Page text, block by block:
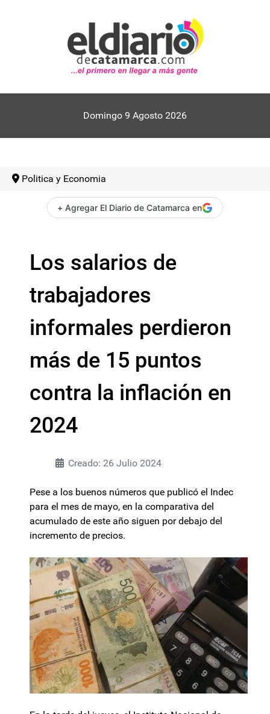
Domingo 9 Agosto 2026
Politica y Economia
+ Agregar El Diario de Catamarca en
Los salarios de
trabajadores
informales perdieron
más de 15 puntos
contra la inflación en
2024
Creado: 26 Julio 2024
Pese a los buenos números que publicó el Indec
para el mes de mayo, en la comparativa del
acumulado de este año siguen por debajo del
incremento de precios.